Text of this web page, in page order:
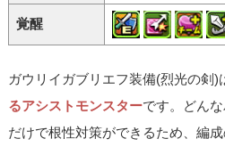
覚醒
ガウリイガブリエフ装備(烈光の剣)
るアシストモンスターです。どん
だけで根性対策ができるため、編